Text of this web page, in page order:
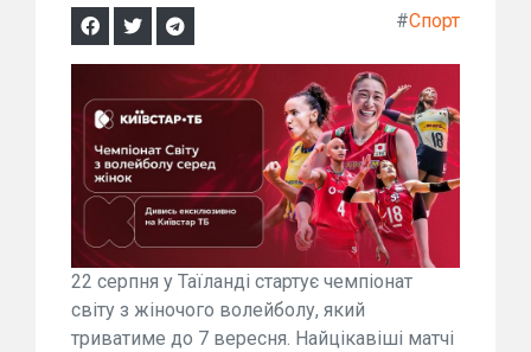
#Спорт
22 серпня у Таїланді стартує чемпіонат
світу з жіночого волейболу, який
триватиме до 7 вересня. Найцікавіші матчі